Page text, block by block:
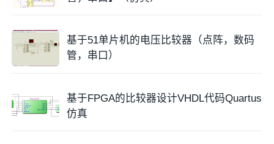
基于51单片机的电压比较器（点阵，数码
管，串口）
基于FPGA的比较器设计VHDL代码Quartus
仿真